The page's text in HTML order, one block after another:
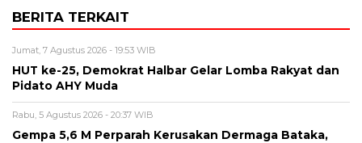
BERITA TERKAIT
Jumat, 7 Agustus 2026 - 19:53 WIB
HUT ke-25, Demokrat Halbar Gelar Lomba Rakyat dan
Pidato AHY Muda
Rabu, 5 Agustus 2026 - 20:37 WIB
Gempa 5,6 M Perparah Kerusakan Dermaga Bataka,